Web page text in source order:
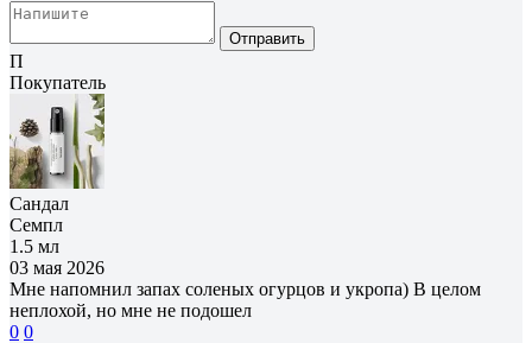
Отправить
П
Покупатель
Сандал
Семпл
1.5 мл
03 мая 2026
Мне напомнил запах соленых огурцов и укропа) В целом
неплохой, но мне не подошел
0 0